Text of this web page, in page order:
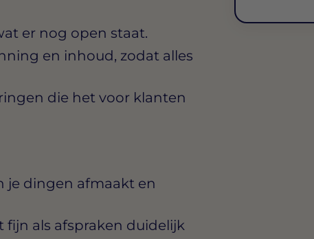
er nog open staat.
en inhoud, zodat alles
die het voor klanten
je dingen afmaakt en
als afspraken duidelijk